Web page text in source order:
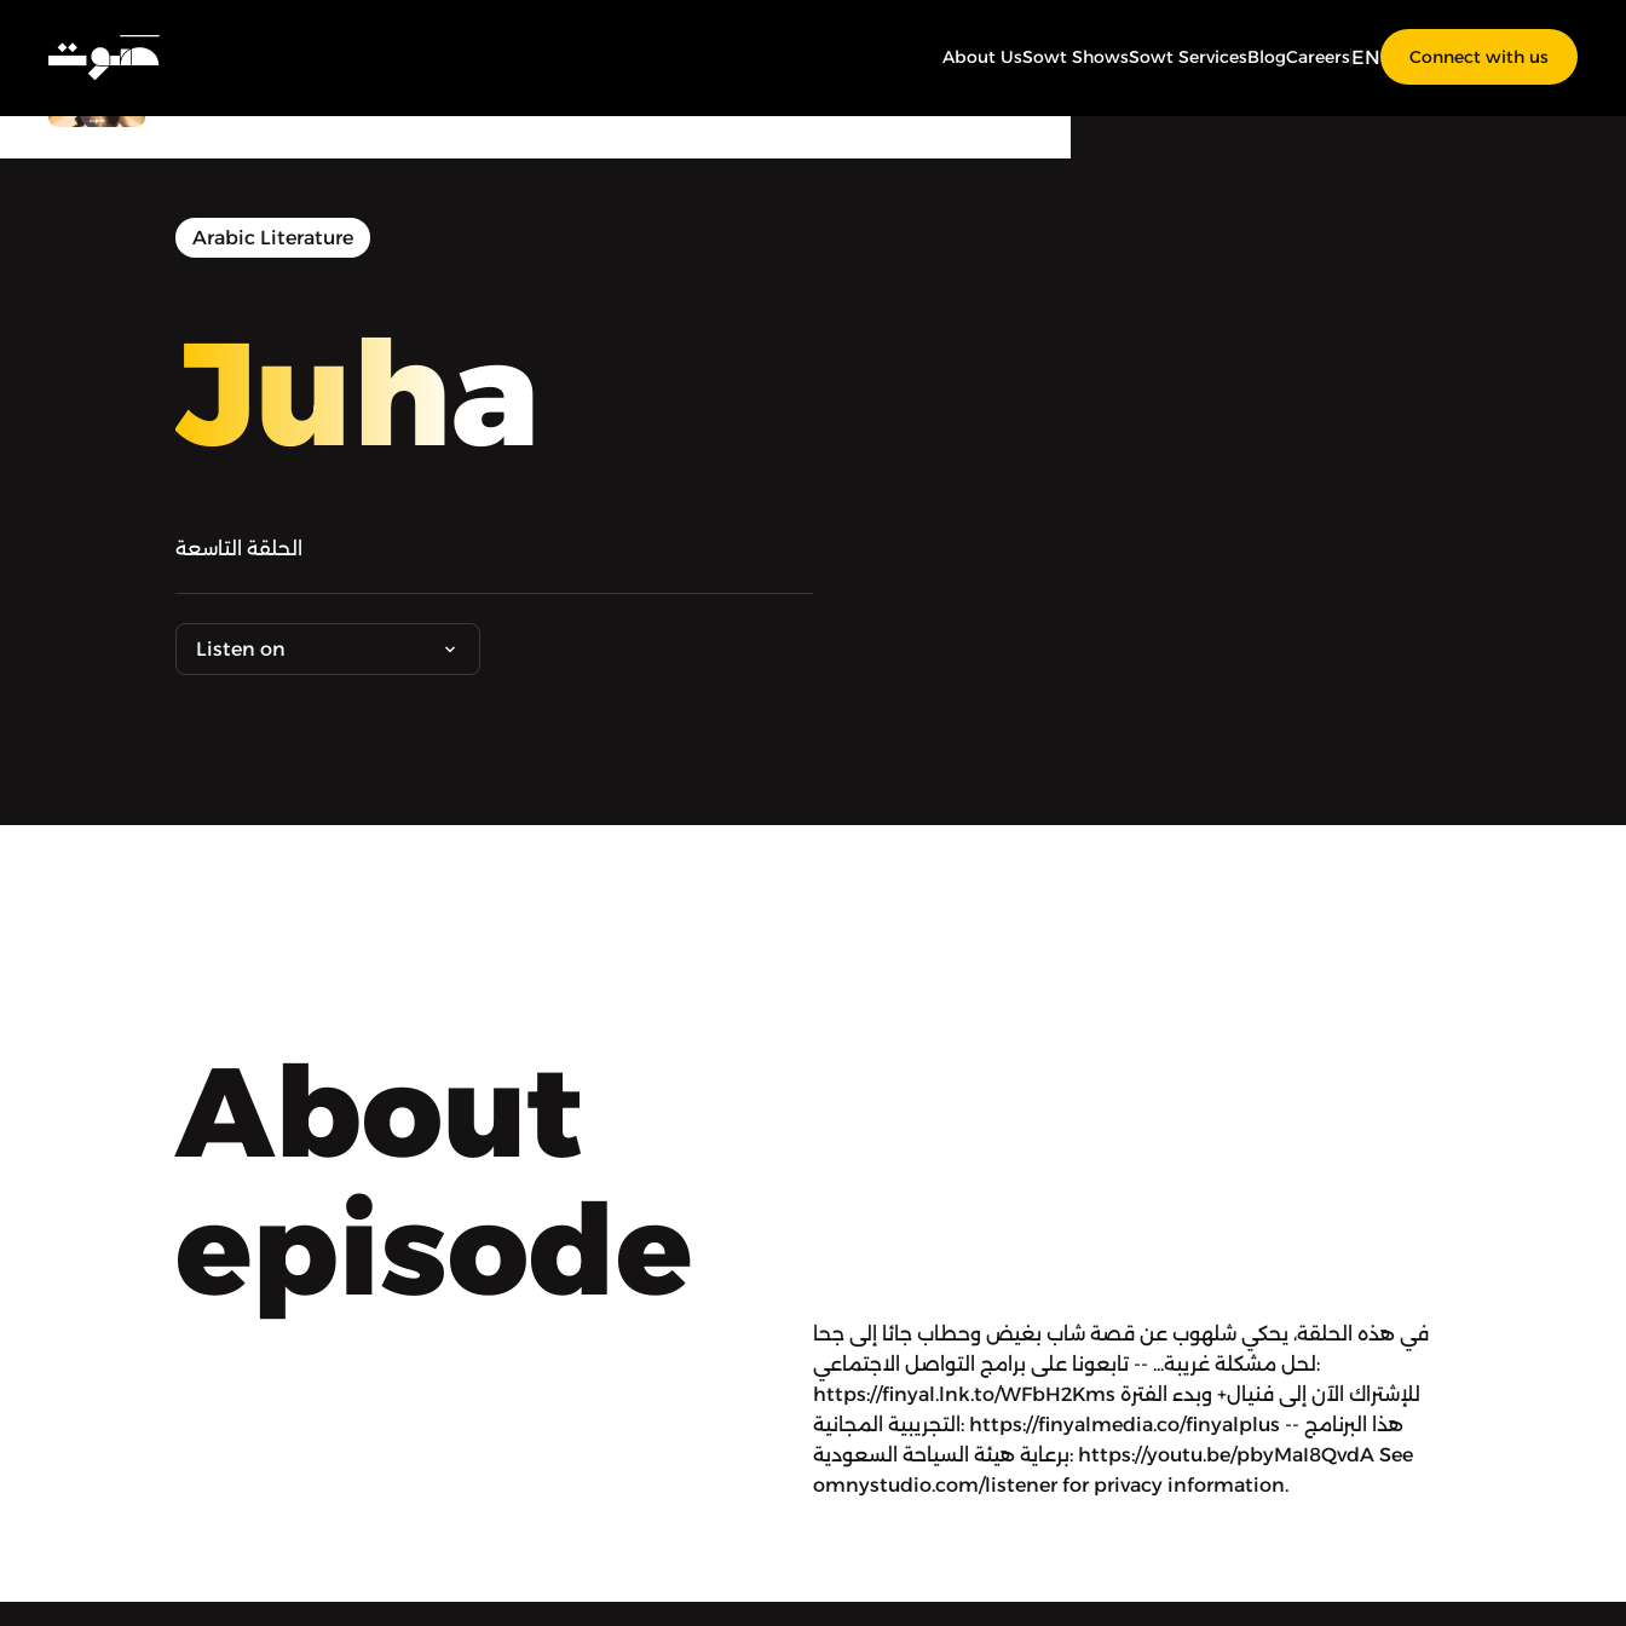
About UsSowt ShowsSowt ServicesBlogCareersEN Connect with us
Arabic Literature
Juha
الحلقة التاسعة
Listen on
About
episode
في هذه الحلقة، يحكي شلهوب عن قصة شاب بغيض وحطاب جائا إلى جحا
لحل مشكلة غريبة... -- تابعونا على برامج التواصل الاجتماعي:
https://finyal.lnk.to/WFbH2Kms للإشتراك الآن إلى فنيال+ وبدء الفترة
التجريبية المجانية: https://finyalmedia.co/finyalplus -- هذا البرنامج
برعاية هيئة السياحة السعودية: https://youtu.be/pbyMaI8QvdA See
omnystudio.com/listener for privacy information.